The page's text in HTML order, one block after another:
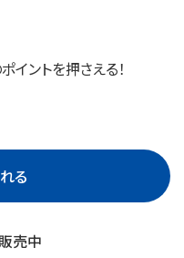
イントを押さえる！
る
売中